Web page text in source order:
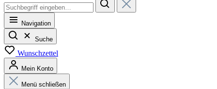
Navigation
Suche
Wunschzettel
Mein Konto
Menü schließen